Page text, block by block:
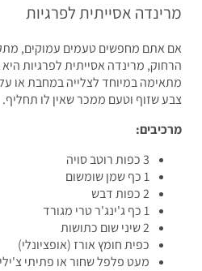
אסייתית לפרגיות
מחפשים טעמים עמוקים,
מרינדה אסייתית לפרגיות היא
במיוחד לצלייה במחבת או על
שזוף וטעם ממכר שאין לו תחליף.
כפית חומץ אורז (אופציונלי)
מעט פלפל שחור או פתיתי צ'ילי לפי